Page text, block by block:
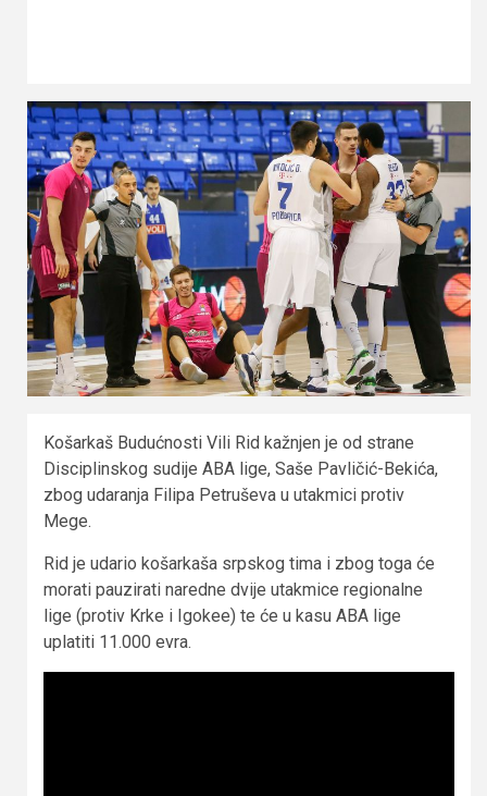
Košarkaš Budućnosti Vili Rid kažnjen je od strane
Disciplinskog sudije ABA lige, Saše Pavličić-Bekića,
zbog udaranja Filipa Petruševa u utakmici protiv
Mege.
Rid je udario košarkaša srpskog tima i zbog toga će
morati pauzirati naredne dvije utakmice regionalne
lige (protiv Krke i Igokee) te će u kasu ABA lige
uplatiti 11.000 evra.